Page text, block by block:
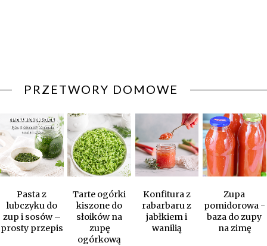
PRZETWORY DOMOWE
Pasta z
lubczyku do
zup i sosów –
prosty przepis
Tarte ogórki
kiszone do
słoików na
zupę
ogórkową
Konfitura z
rabarbaru z
jabłkiem i
wanilią
Zupa
pomidorowa -
baza do zupy
na zimę